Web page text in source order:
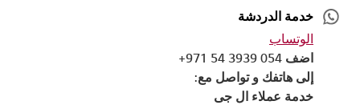
خدمة الدردشة
الوتساب
اضف 054 3939 54 971+
إلى هاتفك و تواصل مع:
خدمة عملاء ال جى